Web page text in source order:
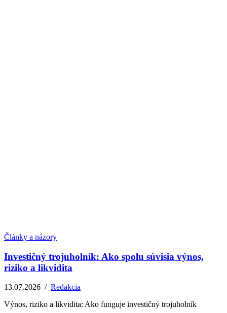
Články a názory
Investičný trojuholník: Ako spolu súvisia výnos,
riziko a likvidita
13.07.2026 / Redakcia
Výnos, riziko a likvidita: Ako funguje investičný trojuholník